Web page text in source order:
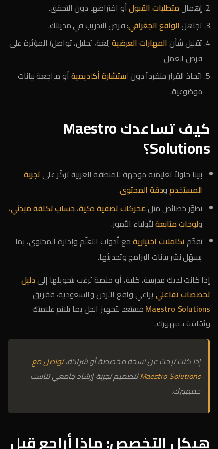
إهمالمتطلبات القبولأو افتراضها دون التحقق.
تجاهلالواقع الجغرافي: فرص التدريب في مدينتك.
تقليل شأنالمهارات العرضية(لغة، تحليل، تواصل) المؤثرة على
فرص العمل.
اتخاذ القرار منفرداً دوناستشارة أكاديميةأو مراجعة بيانات
موضوعية.
كيف تساعدك Maestro
Solutions؟
بنينا حلولاً تعليمية موجهة للمنطقة العربية تركّز علىتجربة
المستخدمودقة المحتوى.
نطوّر خصائص مثلمحركات تصفية ذكية،حساب تكلفة مبدئي،
ولوحات متابعةلأولياء الأمور.
نقدّمتكاملات اختياريةمع أدوات التعلّم وإدارة المحتوى، بما
يسهّل نشر بيانات البرامج وتحديثها.
إذا كانت لديك مدرسة، كلية، أو منصة ترغب بتحويلها إلىدليل
تخصصات تفاعلييراعي واقع الأردن والسعودية، ففريق
Maestro Solutions مستعد لتجهيز الحل بما يلائم علامتك
وثقافة جمهورك.
إذا كنت تبحث عن نسخة مخصصة أو شراكة،تواصل مع
Maestro Solutionsلتصميم تجربة إرشاد جامعي تناسب
جمهورك.
هيكل التخصص: ماذا أراجع قبل